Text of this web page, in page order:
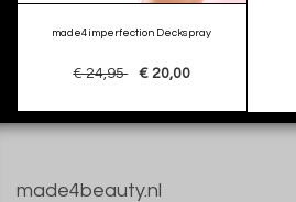
made4imperfection Deckspray
€ 24,95 € 20,00
made4beauty.nl